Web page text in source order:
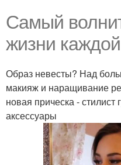
Самый
жизни
Образ невесты? Над
макияж и наращивание
новая прическа - стилист
аксессуары